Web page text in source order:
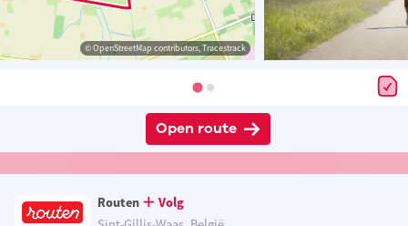
© OpenStreetMap contributors, Tracestrack
Open route
Routen
Volg